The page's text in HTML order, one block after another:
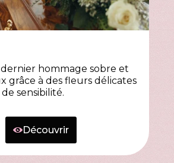
hommage sobre et
grâce à des fleurs délicates
sensibilité.
Découvrir